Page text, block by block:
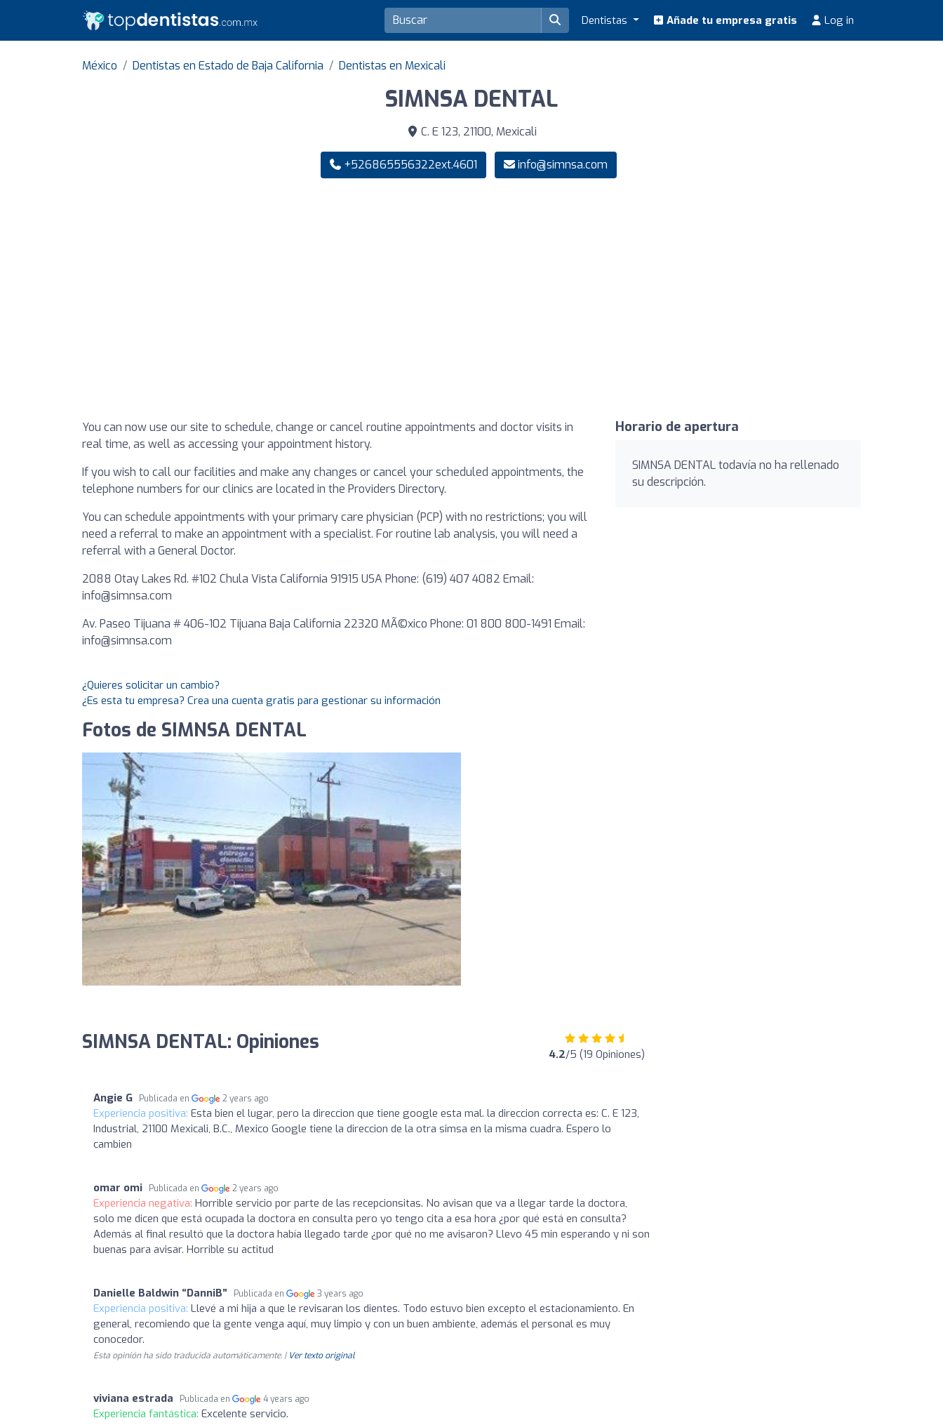
Dentistas Añade tu empresa gratis Log in
México Dentistas en Estado de Baja California Dentistas en Mexicali
SIMNSA DENTAL
C. E 123, 21100, Mexicali
+526865556322ext.4601 info@simnsa.com
You can now use our site to schedule, change or cancel routine appointments and doctor visits in
real time, as well as accessing your appointment history.
If you wish to call our facilities and make any changes or cancel your scheduled appointments, the
telephone numbers for our clinics are located in the Providers Directory.
You can schedule appointments with your primary care physician (PCP) with no restrictions; you will
need a referral to make an appointment with a specialist. For routine lab analysis, you will need a
referral with a General Doctor.
2088 Otay Lakes Rd. #102 Chula Vista California 91915 USA Phone: (619) 407 4082 Email:
info@simnsa.com
Av. Paseo Tijuana # 406-102 Tijuana Baja California 22320 MÃ©xico Phone: 01 800 800-1491 Email:
info@simnsa.com
Horario de apertura
SIMNSA DENTAL todavía no ha rellenado
su descripción.
¿Quieres solicitar un cambio?
¿Es esta tu empresa? Crea una cuenta gratis para gestionar su información
Fotos de SIMNSA DENTAL
SIMNSA DENTAL: Opiniones 4.2/5 (19 Opiniones)
Angie G Publicada en 2 years ago
Experiencia positiva: Esta bien el lugar, pero la direccion que tiene google esta mal. la direccion correcta es: C. E 123,
Industrial, 21100 Mexicali, B.C., Mexico Google tiene la direccion de la otra simsa en la misma cuadra. Espero lo
cambien
omar omi Publicada en 2 years ago
Experiencia negativa: Horrible servicio por parte de las recepcionsitas. No avisan que va a llegar tarde la doctora,
solo me dicen que está ocupada la doctora en consulta pero yo tengo cita a esa hora ¿por qué está en consulta?
Además al final resultó que la doctora había llegado tarde ¿por qué no me avisaron? Llevo 45 min esperando y ni son
buenas para avisar. Horrible su actitud
Danielle Baldwin “DanniB” Publicada en 3 years ago
Experiencia positiva: Llevé a mi hija a que le revisaran los dientes. Todo estuvo bien excepto el estacionamiento. En
general, recomiendo que la gente venga aquí, muy limpio y con un buen ambiente, además el personal es muy
conocedor.
Esta opinión ha sido traducida automáticamente. | Ver texto original
viviana estrada Publicada en 4 years ago
Experiencia fantástica: Excelente servicio.